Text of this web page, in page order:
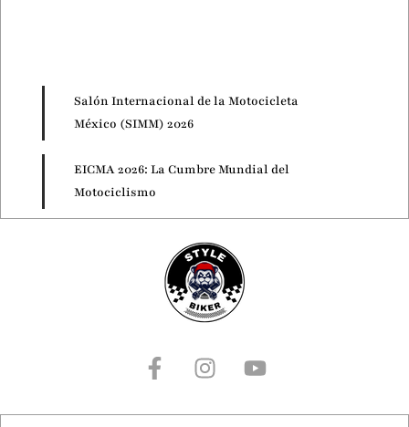
Salón Internacional de la Motocicleta
México (SIMM) 2026
EICMA 2026: La Cumbre Mundial del
Motociclismo